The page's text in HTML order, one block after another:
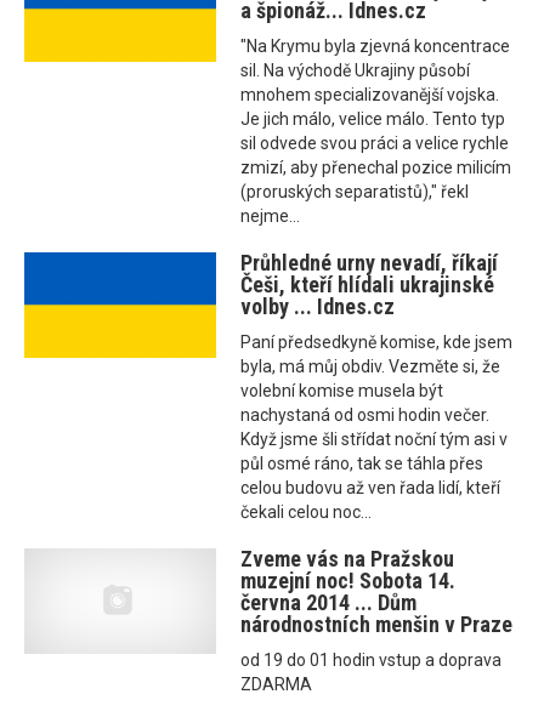
a špionáž... Idnes.cz
"Na Krymu byla zjevná koncentrace
sil. Na východě Ukrajiny působí
mnohem specializovanější vojska.
Je jich málo, velice málo. Tento typ
sil odvede svou práci a velice rychle
zmizí, aby přenechal pozice milicím
(proruských separatistů)," řekl
nejme...
Průhledné urny nevadí, říkají
Češi, kteří hlídali ukrajinské
volby ... Idnes.cz
Paní předsedkyně komise, kde jsem
byla, má můj obdiv. Vezměte si, že
volební komise musela být
nachystaná od osmi hodin večer.
Když jsme šli střídat noční tým asi v
půl osmé ráno, tak se táhla přes
celou budovu až ven řada lidí, kteří
čekali celou noc...
Zveme vás na Pražskou
muzejní noc! Sobota 14.
června 2014 ... Dům
národnostních menšin v Praze
od 19 do 01 hodin vstup a doprava
ZDARMA